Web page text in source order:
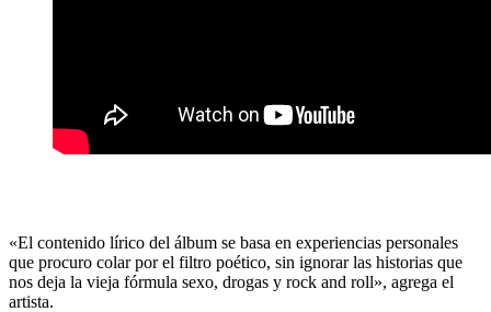
«El contenido lírico del álbum se basa en experiencias personales
que procuro colar por el filtro poético, sin ignorar las historias que
nos deja la vieja fórmula sexo, drogas y rock and roll», agrega el
artista.